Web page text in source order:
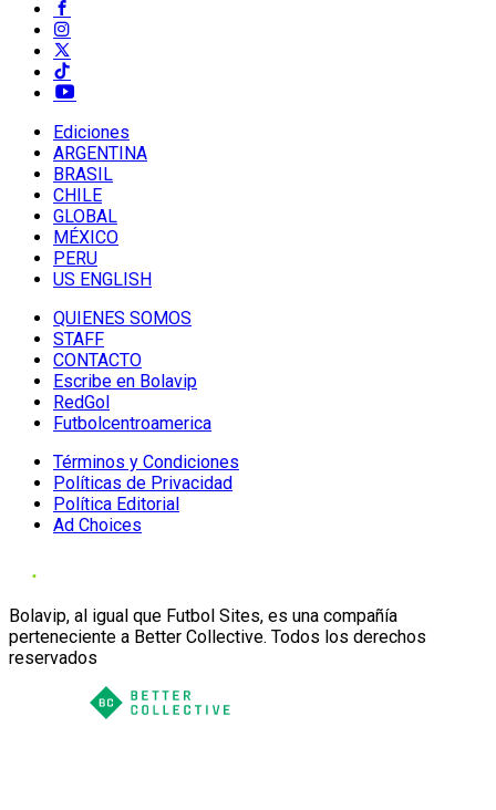
Ediciones
ARGENTINA
BRASIL
CHILE
GLOBAL
MÉXICO
PERU
US ENGLISH
QUIENES SOMOS
STAFF
CONTACTO
Escribe en Bolavip
RedGol
Futbolcentroamerica
Términos y Condiciones
Políticas de Privacidad
Política Editorial
Ad Choices
Bolavip, al igual que Futbol Sites, es una compañía
perteneciente a Better Collective. Todos los derechos
reservados